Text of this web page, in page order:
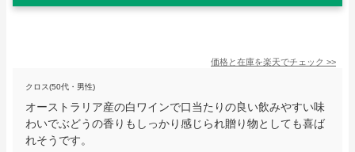
価格と在庫を楽天でチェック >>
クロス(50代・男性)
オーストラリア産の白ワインで口当たりの良い飲みやすい味
わいでぶどうの香りもしっかり感じられ贈り物としても喜ば
れそうです。